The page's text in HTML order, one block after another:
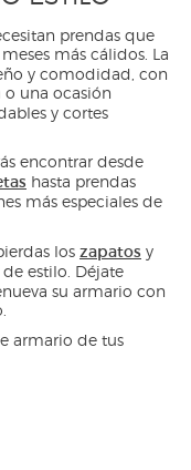
prendas que
más cálidos. La
y comodidad, con
una ocasión
y cortes
encontrar desde
hasta prendas
más especiales de
los zapatos y
estilo. Déjate
su armario con
armario de tus